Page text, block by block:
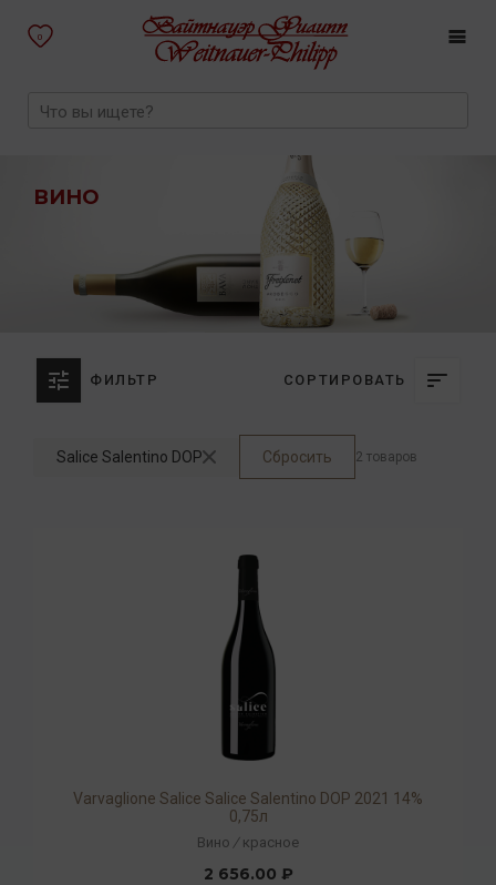
0
ВИНО
ФИЛЬТР СОРТИРОВАТЬ
Salice Salentino DOP Сбросить 2 товаров
Varvaglione Salice Salice Salentino DOP 2021 14%
0,75л
Вино / красное
2 656.00 ₽